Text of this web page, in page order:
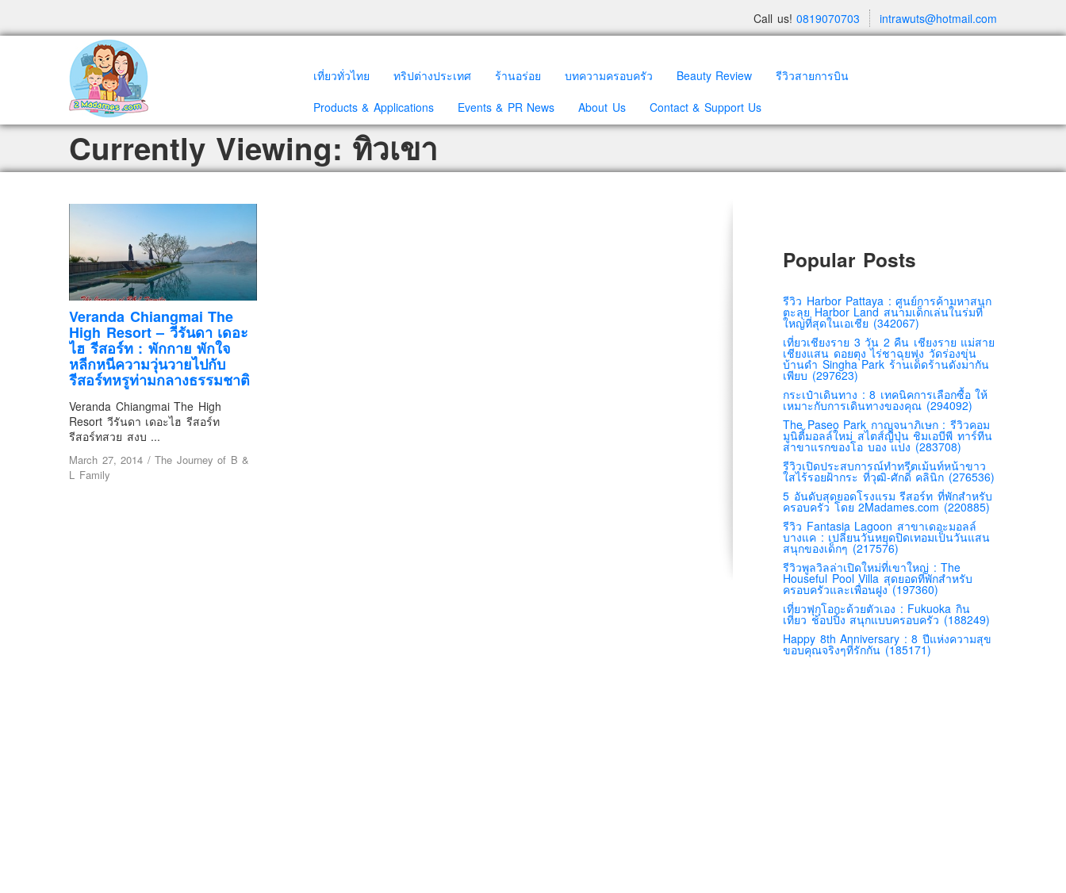
intrawuts@hotmail.com
Call us! 0819070703
เที่ยวทั่วไทย ทริปต่างประเทศ ร้านอร่อย บทความครอบครัว Beauty Review
รีวิวสายการบิน
Products & Applications
Events & PR News About Us Contact & Support Us
Currently Viewing: ทิวเขา
Veranda Chiangmai The
High Resort – วีรันดา เดอะ
ไฮ รีสอร์ท : พักกาย พักใจ
หลีกหนีความวุ่นวายไปกับ
รีสอร์ทหรูท่ามกลางธรรมชาติ
Veranda Chiangmai The High
Resort วีรันดา เดอะไฮ รีสอร์ท
รีสอร์ทสวย สงบ ...
March 27, 2014 / The Journey of B &
L Family
Popular Posts
รีวิว Harbor Pattaya : ศูนย์การค้ามหาสนุก
ตะลุย Harbor Land สนามเด็กเล่นในร่มที่
ใหญ่ที่สุดในเอเชีย (342067)
เที่ยวเชียงราย 3 วัน 2 คืน เชียงราย แม่สาย
เชียงแสน ดอยตุง ไร่ชาฉุยฟง วัดร่องขุ่น
บ้านดำ Singha Park ร้านเด็ดร้านดังมากัน
เพียบ (297623)
กระเป๋าเดินทาง : 8 เทคนิคการเลือกซื้อ ให้
เหมาะกับการเดินทางของคุณ (294092)
The Paseo Park กาญจนาภิเษก : รีวิวคอม
มูนิตี้มอลล์ใหม่ สไตส์ญี่ปุ่น ชิมเอบีพี ทาร์ทีน
สาขาแรกของโอ บอง แปง (283708)
รีวิวเปิดประสบการณ์ทำทรีตเม้นท์หน้าขาว
ใสไร้รอยฝ้ากระ ที่วุฒิ-ศักดิ์ คลินิก (276536)
5 อันดับสุดยอดโรงแรม รีสอร์ท ที่พักสำหรับ
ครอบครัว โดย 2Madames.com (220885)
รีวิว Fantasia Lagoon สาขาเดอะมอลล์
บางแค : เปลี่ยนวันหยุดปิดเทอมเป็นวันแสน
สนุกของเด็กๆ (217576)
รีวิวพูลวิลล่าเปิดใหม่ที่เขาใหญ่ : The
Houseful Pool Villa สุดยอดที่พักสำหรับ
ครอบครัวและเพื่อนฝูง (197360)
เที่ยวฟุกุโอกะด้วยตัวเอง : Fukuoka กิน
เที่ยว ช้อปปิ้ง สนุกแบบครอบครัว (188249)
Happy 8th Anniversary : 8 ปีแห่งความสุข
ขอบคุณจริงๆที่รักกัน (185171)